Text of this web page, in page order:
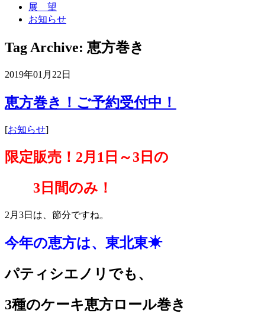
展 望
お知らせ
Tag Archive: 恵方巻き
2019年01月22日
恵方巻き！ご予約受付中！
[お知らせ]
限定販売！2月1日～3日の
3日間のみ！
2月3日は、節分ですね。
今年の恵方は、 東北東☀
パティシエノリでも、
3種のケーキ恵方ロール巻き